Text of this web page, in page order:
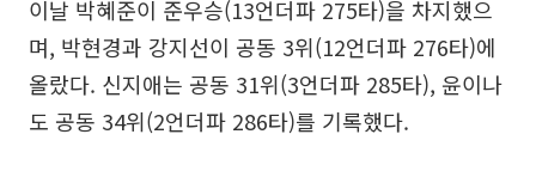
이날 박혜준이 준우승(13언더파 275타)을 차지했으
며, 박현경과 강지선이 공동 3위(12언더파 276타)에
올랐다. 신지애는 공동 31위(3언더파 285타), 윤이나
도 공동 34위(2언더파 286타)를 기록했다.